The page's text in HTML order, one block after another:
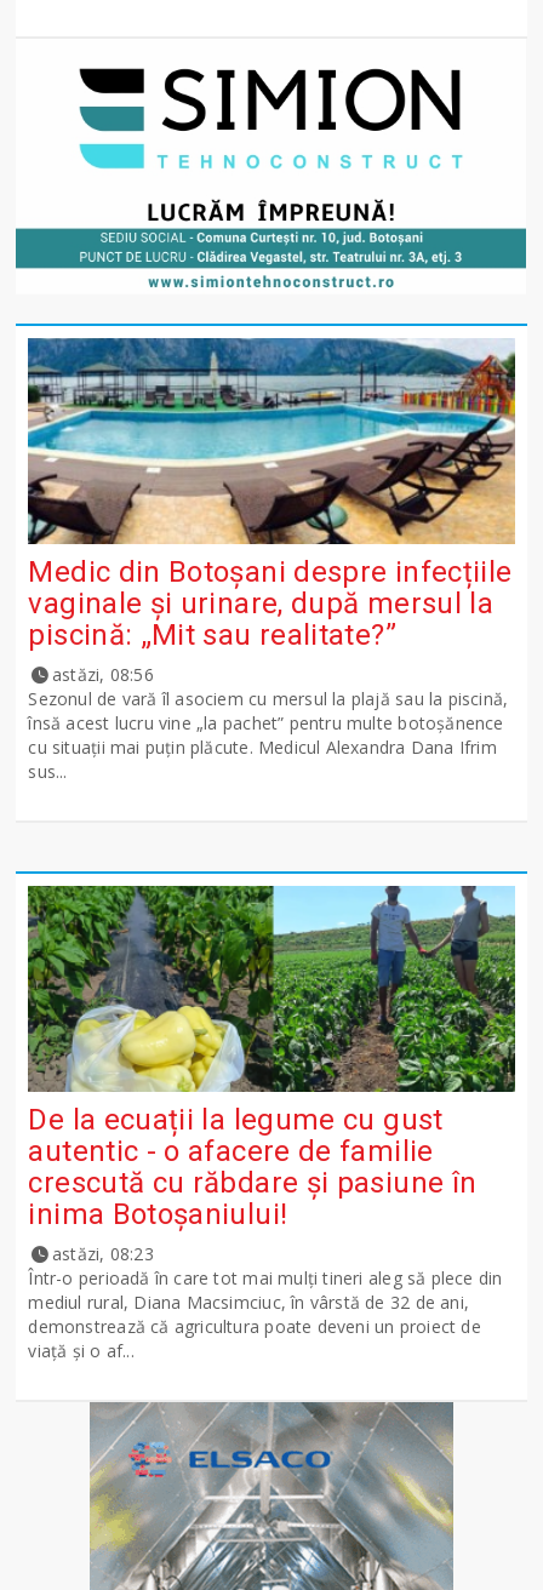
Medic din Botoșani despre infecțiile
vaginale și urinare, după mersul la
piscină: „Mit sau realitate?”
astăzi, 08:56
Sezonul de vară îl asociem cu mersul la plajă sau la piscină,
însă acest lucru vine „la pachet” pentru multe botoșănence
cu situații mai puțin plăcute. Medicul Alexandra Dana Ifrim
sus...
De la ecuații la legume cu gust
autentic - o afacere de familie
crescută cu răbdare și pasiune în
inima Botoșaniului!
astăzi, 08:23
Într-o perioadă în care tot mai mulți tineri aleg să plece din
mediul rural, Diana Macsimciuc, în vârstă de 32 de ani,
demonstrează că agricultura poate deveni un proiect de
viață și o af...